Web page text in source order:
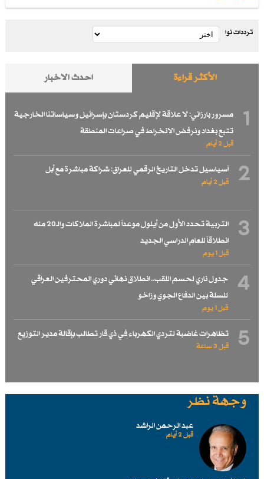
ترددات نوا
الأكثر قراءة احدث الاخبار
1
مسرور بارزاني: لا علاقة لإقليم كردستان بإسرائيل وسياساتنا الخارجية
تتبع بغداد ونرفض الانخراط في صراعات المنطقة
قبل 2 أيام
2 آسياسيل تدخل التاريخ الرقمي للعراق: شراكة مباشرة مع أبل
قبل 2 أيام
3
التربية تحدد الأول من أيلول موعداً لمباشرة الملاكات والـ20 منه
انطلاقاً للعام الدراسي الجديد
قبل 1 یوم
4
جدول ناري لحسم اللقب.. انطلاق نهائي دوري المحترفين العراقي
للسلة بين الدفاع الجوي وزاخو
قبل 1 یوم
5 تظاهرات غاضبة لتردي الكهرباء في ذي قار تطالب بإقالة مدير التوزيع
قبل 3 ساعة
وجهة نظر
عبد الرحمن الراشد
قبل 2 أيام